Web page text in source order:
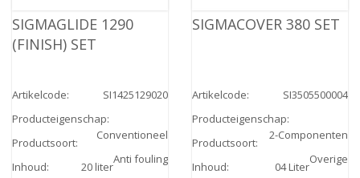
SIGMAGLIDE 1290
(FINISH) SET
Artikelcode:
SI1425129020
Producteigenschap:
Conventioneel
Productsoort:
Anti fouling
Inhoud:
20 liter
SIGMACOVER 380 SET
Artikelcode:
SI3505500004
Producteigenschap:
2-Componenten
Productsoort:
Overige
Inhoud:
04 Liter